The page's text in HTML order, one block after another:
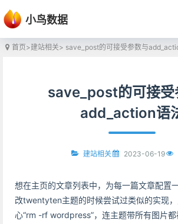
小鸟数据
首页>建站相关> save_post的可接受参数与
save_post的可接受
add_action语
建站相关 2023-06-19
想在主页的文章列表中，为每一篇文章配置
改twentyten主题的时候尝试过类似的实现
心“rm -rf wordpress”，连主题带所有图片都